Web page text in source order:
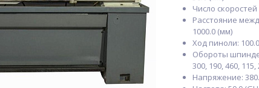
Число
Расстояние
1000.0 (мм)
Ход пиноли:
Обороты
300, 190, 460, 115,
Напряжение: